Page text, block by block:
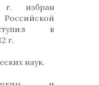
избран
в
г.
наук.